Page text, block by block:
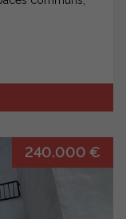
240.000 €